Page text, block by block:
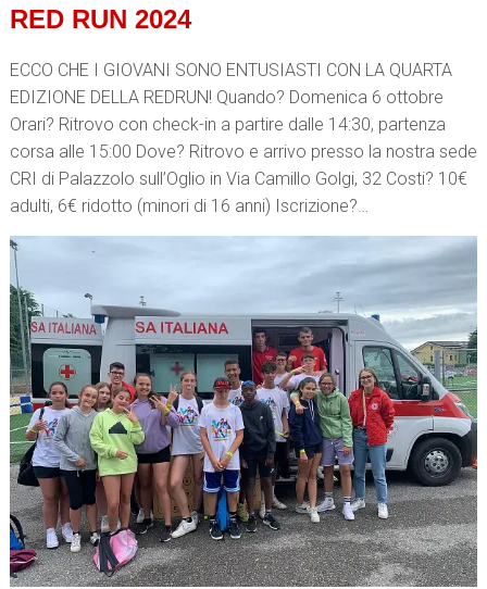
RED RUN 2024
ECCO CHE I GIOVANI SONO ENTUSIASTI CON LA QUARTA
EDIZIONE DELLA REDRUN! Quando? Domenica 6 ottobre
Orari? Ritrovo con check-in a partire dalle 14:30, partenza
corsa alle 15:00 Dove? Ritrovo e arrivo presso la nostra sede
CRI di Palazzolo sull’Oglio in Via Camillo Golgi, 32 Costi? 10€
adulti, 6€ ridotto (minori di 16 anni) Iscrizione?…